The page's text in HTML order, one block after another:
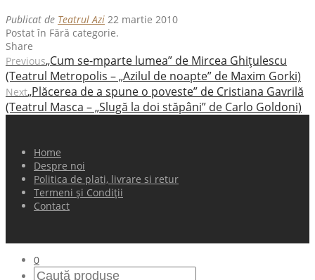
Publicat de Teatrul Azi 22 martie 2010
Postat în Fără categorie.
Share
Previous„Cum se-mparte lumea” de Mircea Ghiţulescu
(Teatrul Metropolis – „Azilul de noapte” de Maxim Gorki)
Next„Plăcerea de a spune o poveste” de Cristiana Gavrilă
(Teatrul Masca – „Slugă la doi stăpâni” de Carlo Goldoni)
Home
Despre noi
Politica de plati, livrare si retur
Termeni și Condiții
Contact
0